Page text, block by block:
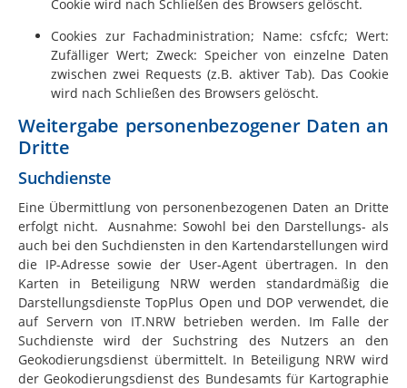
Cookie wird nach Schließen des Browsers gelöscht.
Cookies zur Fachadministration; Name: csfcfc; Wert:
Zufälliger Wert; Zweck: Speicher von einzelne Daten
zwischen zwei Requests (z.B. aktiver Tab). Das Cookie
wird nach Schließen des Browsers gelöscht.
Weitergabe personenbezogener Daten an
Dritte
Suchdienste
Eine Übermittlung von personenbezogenen Daten an Dritte
erfolgt nicht. Ausnahme: Sowohl bei den Darstellungs- als
auch bei den Suchdiensten in den Kartendarstellungen wird
die IP-Adresse sowie der User-Agent übertragen. In den
Karten in Beteiligung NRW werden standardmäßig die
Darstellungsdienste TopPlus Open und DOP verwendet, die
auf Servern von IT.NRWbetrieben werden. Im Falle der
Suchdienste wird der Suchstring des Nutzers an den
Geokodierungsdienst übermittelt. In Beteiligung NRW wird
der Geokodierungsdienst des Bundesamts für Kartographie